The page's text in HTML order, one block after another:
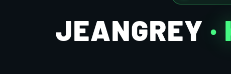
JEANGREY